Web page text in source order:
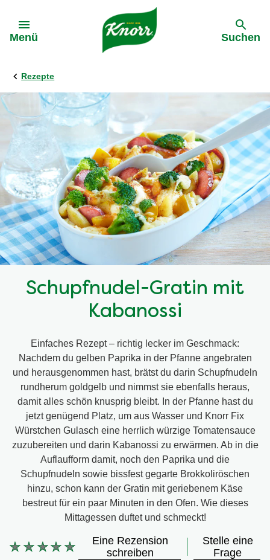
Menü Suchen
Rezepte
Schupfnudel-Gratin mit
Kabanossi
Einfaches Rezept – richtig lecker im Geschmack:
Nachdem du gelben Paprika in der Pfanne angebraten
und herausgenommen hast, brätst du darin Schupfnudeln
rundherum goldgelb und nimmst sie ebenfalls heraus,
damit alles schön knusprig bleibt. In der Pfanne hast du
jetzt genügend Platz, um aus Wasser und Knorr Fix
Würstchen Gulasch eine herrlich würzige Tomatensauce
zuzubereiten und darin Kabanossi zu erwärmen. Ab in die
Auflaufform damit, noch den Paprika und die
Schupfnudeln sowie bissfest gegarte Brokkoliröschen
hinzu, schon kann der Gratin mit geriebenem Käse
bestreut für ein paar Minuten in den Ofen. Wie dieses
Mittagessen duftet und schmeckt!
Keine
Eine Rezension
schreiben
Stelle eine
Frage